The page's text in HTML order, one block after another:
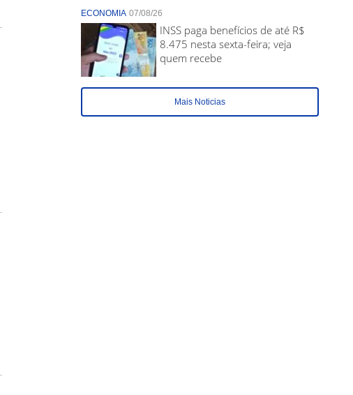
ECONOMIA 07/08/26
INSS paga benefícios de até R$
8.475 nesta sexta-feira; veja
quem recebe
Mais Noticias